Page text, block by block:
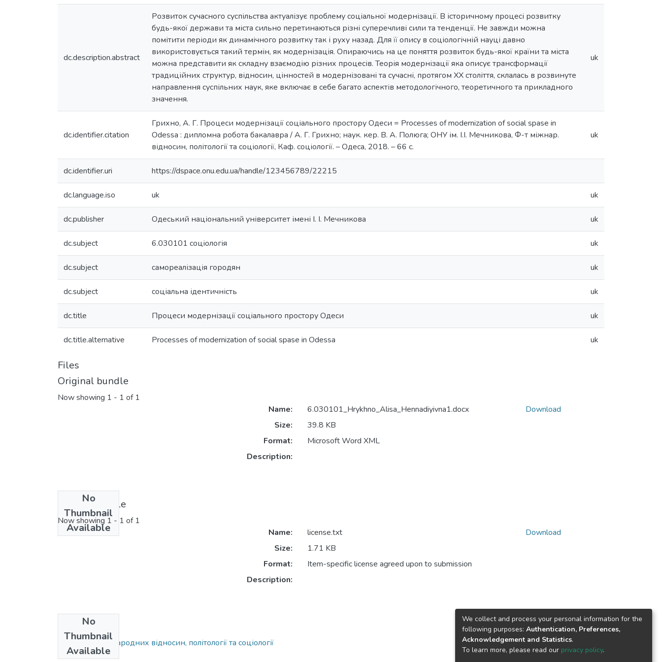
dc.description.abstract
Розвиток сучасного суспільства актуалізує проблему соціальної модернізації. В історичному процесі розвитку
будь-якої держави та міста сильно перетинаються різні суперечливі сили та тенденції. Не завжди можна
помітити періоди як динамічного розвитку так і руху назад. Для її опису в соціологічній науці давно
використовується такий термін, як модернізація. Опираючись на це поняття розвиток будь-якої країни та міста
можна представити як складну взаємодію різних процесів. Теорія модернізації яка описує трансформації
традиційних структур, відносин, цінностей в модернізовані та сучасні, протягом ХХ століття, склалась в розвинуте
направлення суспільних наук, яке включає в себе багато аспектів методологічного, теоретичного та прикладного
значення.
uk
dc.identifier.citation
Грихно, А. Г. Процеси модернізації соціального простору Одеси = Processes of modernization of social spase in
Odessa : дипломна робота бакалавра / А. Г. Грихно; наук. кер. В. А. Полюга; ОНУ ім. І.І. Мечникова, Ф-т міжнар.
відносин, політології та соціології, Каф. соціології. – Одеса, 2018. – 66 с.
uk
dc.identifier.uri https://dspace.onu.edu.ua/handle/123456789/22215
dc.language.iso uk uk
dc.publisher Одеський національний університет імені І. І. Мечникова uk
dc.subject 6.030101 соціологія uk
dc.subject самореалізація городян uk
dc.subject соціальна ідентичність uk
dc.title Процеси модернізації соціального простору Одеси uk
dc.title.alternative Processes of modernization of social spase in Odessa uk
Files
Original bundle
Now showing 1 - 1 of 1
No
Thumbnail
Available
Name:
6.030101_Hrykhno_Alisa_Hennadiyivna1.docx
Size:
39.8 KB
Format:
Microsoft Word XML
Description:
Download
License bundle
Now showing 1 - 1 of 1
No
Thumbnail
Available
Name:
license.txt
Size:
1.71 KB
Format:
Item-specific license agreed upon to submission
Description:
Download
Collections
Факультет міжнародних відносин, політології та соціології
We collect and process your personal information for the
following purposes: Authentication, Preferences,
Acknowledgement and Statistics.
To learn more, please read our privacy policy.